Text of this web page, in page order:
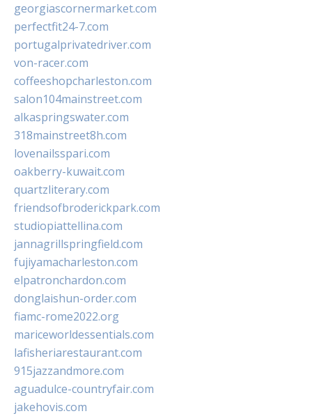
georgiascornermarket.com
perfectfit24-7.com
portugalprivatedriver.com
von-racer.com
coffeeshopcharleston.com
salon104mainstreet.com
alkaspringswater.com
318mainstreet8h.com
lovenailsspari.com
oakberry-kuwait.com
quartzliterary.com
friendsofbroderickpark.com
studiopiattellina.com
jannagrillspringfield.com
fujiyamacharleston.com
elpatronchardon.com
donglaishun-order.com
fiamc-rome2022.org
mariceworldessentials.com
lafisheriarestaurant.com
915jazzandmore.com
aguadulce-countryfair.com
jakehovis.com